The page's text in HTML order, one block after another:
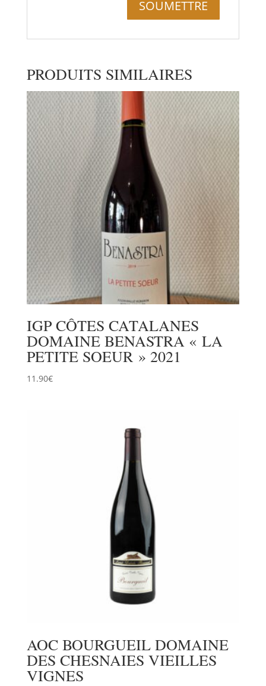
PRODUITS SIMILAIRES
IGP CÔTES CATALANES
DOMAINE BENASTRA « LA
PETITE SOEUR » 2021
11.90€
AOC BOURGUEIL DOMAINE
DES CHESNAIES VIEILLES
VIGNES